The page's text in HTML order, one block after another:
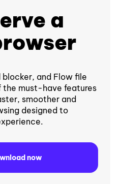
a
blocker, and Flow file
the must-have features
smoother and
designed to
now